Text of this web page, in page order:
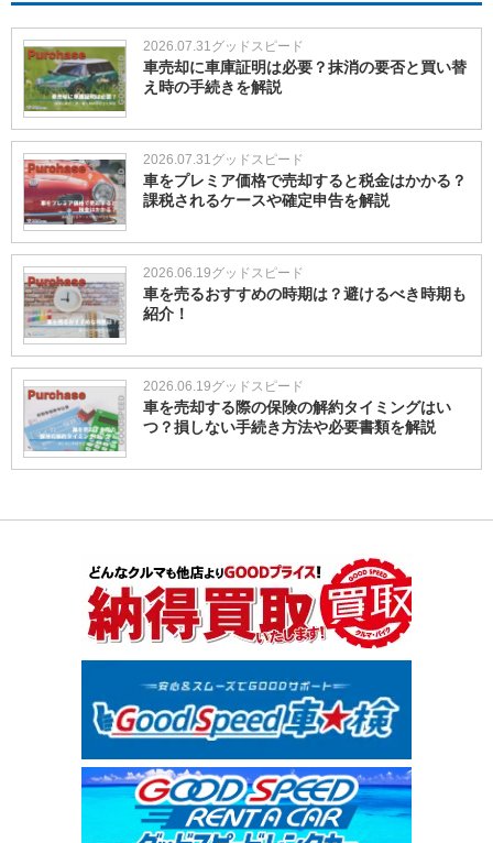
2026.07.31 グッドスピード
車売却に車庫証明は必要？抹消の要否と買い替
え時の手続きを解説
2026.07.31 グッドスピード
車をプレミア価格で売却すると税金はかかる？
課税されるケースや確定申告を解説
2026.06.19グッドスピード
車を売るおすすめの時期は？避けるべき時期も
紹介！
2026.06.19グッドスピード
車を売却する際の保険の解約タイミングはい
つ？損しない手続き方法や必要書類を解説